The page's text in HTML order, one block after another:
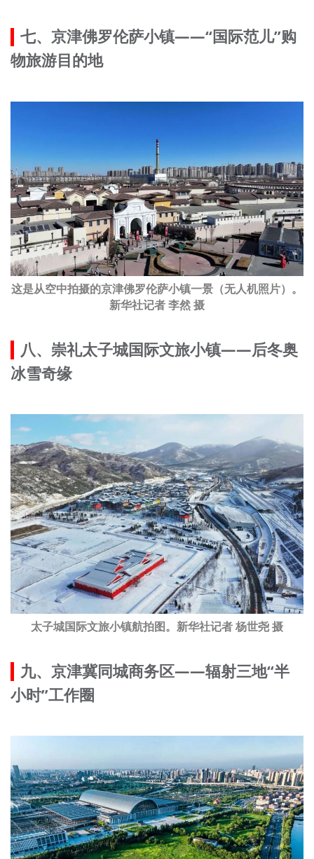
七、京津佛罗伦萨小镇——“国际范儿”购
物旅游目的地
这是从空中拍摄的京津佛罗伦萨小镇一景（无人机照片）。
新华社记者 李然 摄
八、崇礼太子城国际文旅小镇——后冬奥
冰雪奇缘
太子城国际文旅小镇航拍图。新华社记者 杨世尧 摄
九、京津冀同城商务区——辐射三地“半
小时”工作圈